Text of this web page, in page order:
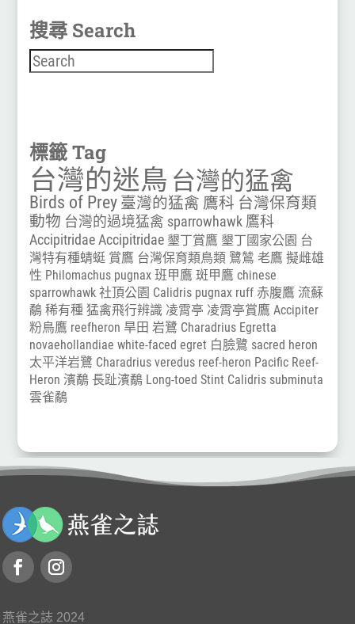
搜尋 Search
搜尋
標籤 Tag
台灣的迷鳥 台灣的猛禽
Birds of Prey 臺灣的猛禽 鷹科 台灣保育類
動物 台灣的過境猛禽 sparrowhawk 鷹科
Accipitridae Accipitridae 墾丁賞鷹 墾丁國家公園 台
灣特有種蜻蜓 賞鷹 台灣保育類鳥類 鷺鷥 老鷹 擬雌雄
性 Philomachus pugnax 班甲鷹 斑甲鷹 chinese
sparrowhawk 社頂公園 Calidris pugnax ruff 赤腹鷹 流蘇
鷸 稀有種 猛禽飛行辨識 凌霄亭 凌霄亭賞鷹 Accipiter
粉鳥鷹 reefheron 旱田 岩鷺 Charadrius Egretta
novaehollandiae white-faced egret 白臉鷺 sacred heron
太平洋岩鷺 Charadrius veredus reef-heron Pacific Reef-
Heron 濱鷸 長趾濱鷸 Long-toed Stint Calidris subminuta
雲雀鷸
燕雀之誌 2024